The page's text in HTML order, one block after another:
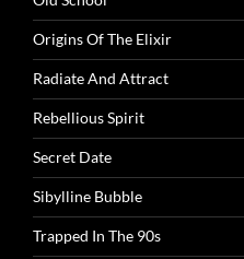
Origins Of The Elixir
Radiate And Attract
Rebellious Spirit
Secret Date
Sibylline Bubble
Trapped In The 90s